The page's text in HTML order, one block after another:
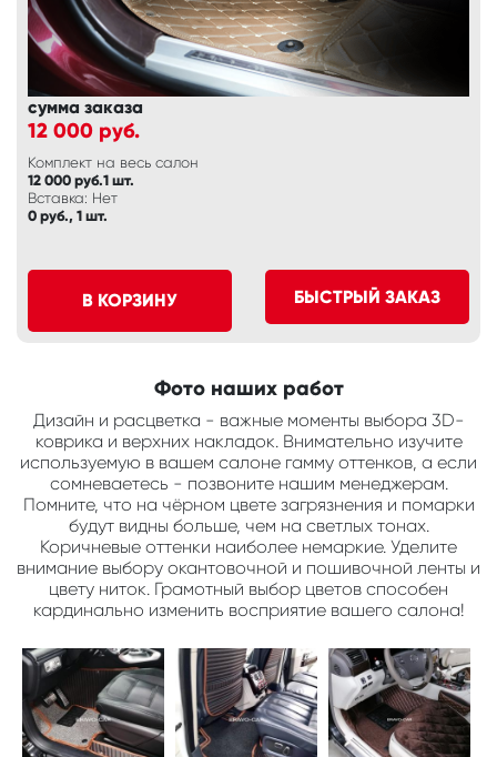
сумма заказа
12 000 руб.
Комплект на весь салон
12 000 руб.1 шт.
Вставка: Нет
0 руб., 1 шт.
В КОРЗИНУ БЫСТРЫЙ ЗАКАЗ
Фото наших работ
Дизайн и расцветка - важные моменты выбора 3D-
коврика и верхних накладок. Внимательно изучите
используемую в вашем салоне гамму оттенков, а если
сомневаетесь - позвоните нашим менеджерам.
Помните, что на чёрном цвете загрязнения и помарки
будут видны больше, чем на светлых тонах.
Коричневые оттенки наиболее немаркие. Уделите
внимание выбору окантовочной и пошивочной ленты и
цвету ниток. Грамотный выбор цветов способен
кардинально изменить восприятие вашего салона!